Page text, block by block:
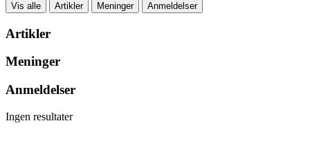
Vis alle
Artikler Meninger Anmeldelser
Artikler
Meninger
Anmeldelser
Ingen resultater